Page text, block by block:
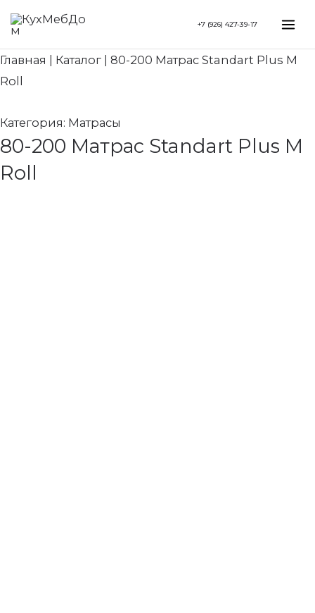
Перейти
содержимому
+7 (926) 427-39-17
Главная Каталог
80-200 Матрас Standart Plus M
Roll
Категория: Матрасы
80-200 Матрас Standart Plus M
Roll
Search...